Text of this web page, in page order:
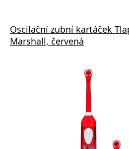
Oscilační zubní kartáček
Marshall, červená